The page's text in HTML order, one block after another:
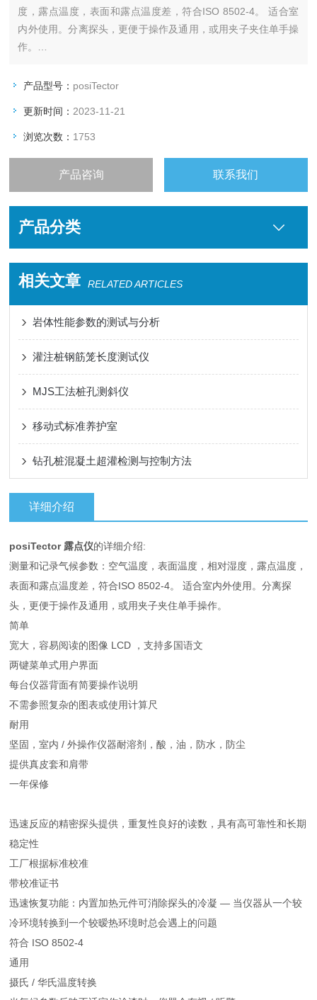
度，露点温度，表面和露点温度差，符合ISO 8502-4。 适合室
内外使用。分离探头，更便于操作及通用，或用夹子夹住单手操
作。
宽大，容易阅读的图像 LCD ，支持多国语文
每台仪器背面有简要操作说明
不需参照复杂的图表或使用计算尺
产品型号： posiTector
更新时间： 2023-11-21
浏览次数： 1753
产品咨询 联系我们
产品分类
相关文章 RELATED ARTICLES
岩体性能参数的测试与分析
灌注桩钢筋笼长度测试仪
MJS工法桩孔测斜仪
移动式标准养护室
钻孔桩混凝土超灌检测与控制方法
详细介绍
posiTector 露点仪的详细介绍:
测量和记录气候参数：空气温度，表面温度，相对湿度，露点温度，
表面和露点温度差，符合ISO 8502-4。 适合室内外使用。分离探
头，更便于操作及通用，或用夹子夹住单手操作。
简单
宽大，容易阅读的图像 LCD ，支持多国语文
两键菜单式用户界面
每台仪器背面有简要操作说明
不需参照复杂的图表或使用计算尺
耐用
坚固，室内 / 外操作仪器耐溶剂，酸，油，防水，防尘
提供真皮套和肩带
一年保修
迅速反应的精密探头提供，重复性良好的读数，具有高可靠性和长期
稳定性
工厂根据标准校准
带校准证书
迅速恢复功能：内置加热元件可消除探头的冷凝 — 当仪器从一个较
冷环境转换到一个较暧热环境时总会遇上的问题
符合 ISO 8502-4
通用
摄氏 / 华氏温度转换